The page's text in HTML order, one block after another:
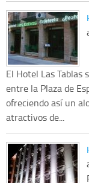
El Hotel Las Tablas
entre la Plaza de
ofreciendo así un
atractivos de...